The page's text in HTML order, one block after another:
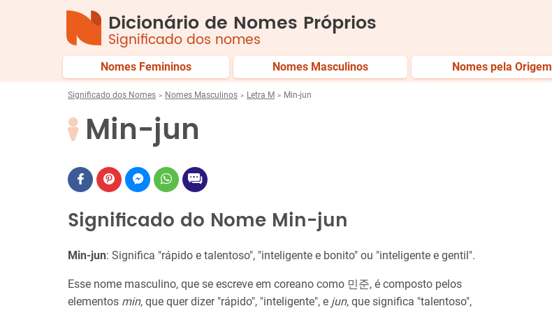
Dicionário de Nomes Próprios
Significado dos nomes
Nomes Femininos Nomes Masculinos Nomes pela Origem
Significado dos Nomes Nomes Masculinos Letra M Min-jun
Min-jun
Significado do Nome Min-jun
Min-jun: Significa "rápido e talentoso", "inteligente e bonito" ou "inteligente e gentil".
Esse nome masculino, que se escreve em coreano como 민준, é composto pelos
elementos min, que quer dizer "rápido", "inteligente", e jun, que significa "talentoso",